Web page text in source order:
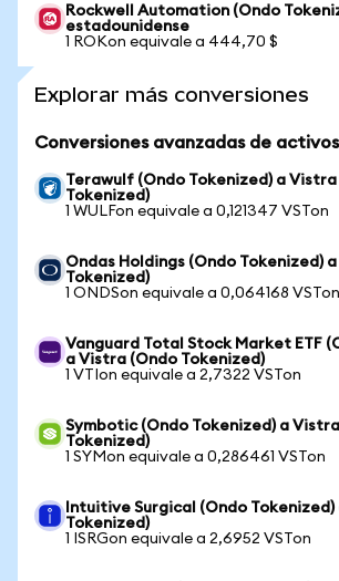
Rockwell Automation (Ondo
estadounidense
1 ROKon equivale a 444,70 $
Explorar más conversiones
Conversiones avanzadas de activos
Terawulf (Ondo Tokenized) a Vistra
Tokenized)
1 WULFon equivale a 0,121347 VSTon
Ondas Holdings (Ondo Tokenized)
Tokenized)
1 ONDSon equivale a 0,064168 VSTon
Vanguard Total Stock Market ETF
a Vistra (Ondo Tokenized)
1 VTIon equivale a 2,7322 VSTon
Symbotic (Ondo Tokenized) a
Tokenized)
1 SYMon equivale a 0,286461 VSTon
Intuitive Surgical (Ondo
Tokenized)
1 ISRGon equivale a 2,6952 VSTon